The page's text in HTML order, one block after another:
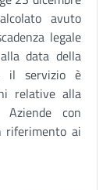
avuto
legale
data della
il servizio è
relative alla
con
riferimento ai